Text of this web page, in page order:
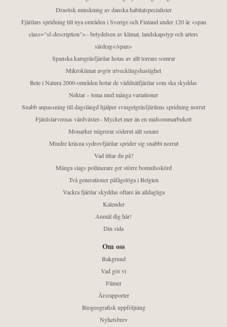
Drastisk minskning av danska habitatspecialister
Fjärilars spridning till nya områden i Sverige och Finland under 120 år <span
class="sf-description">– betydelsen av klimat, landskapstyp och arters
särdrag</span>
Spanska kamgräsfjärilar hotas av allt torrare somrar
Mikroklimat avgör utvecklingshastighet
Bete i Natura 2000-områden hotar de väddnätfjärilar som ska skyddas
Nektar – tema med många variationer
Snabb anpassning till dagslängd hjälper svingelgräsfjärilens spridning norrut
Fjärilslarvernas värdväxter– Mycket mer än en midsommarbukett
Monarker migrerar söderut allt senare
Mindre kräsna sydrovfjärilar sprider sig snabbt norrut
Vad tittar du på?
Många slags pollinerare ger större bomullsskörd
Två generationer påfågelöga i Belgien
Vackra fjärilar skyddas oftare än alldagliga
Kalender
Anmäl dig här!
Din sida
Om oss
Bakgrund
Vad gör vi
Filmer
Årsrapporter
Biogeografisk uppföljning
Nyhetsbrev